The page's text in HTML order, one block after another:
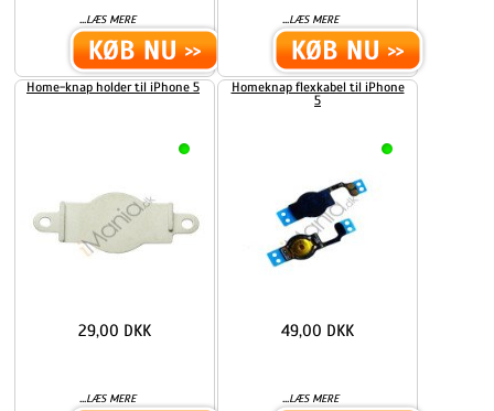
...LÆS MERE ...LÆS MERE
Home-knap holder til iPhone 5
...LÆS MERE
29,00 DKK
Homeknap flexkabel til iPhone
5
...LÆS MERE
49,00 DKK